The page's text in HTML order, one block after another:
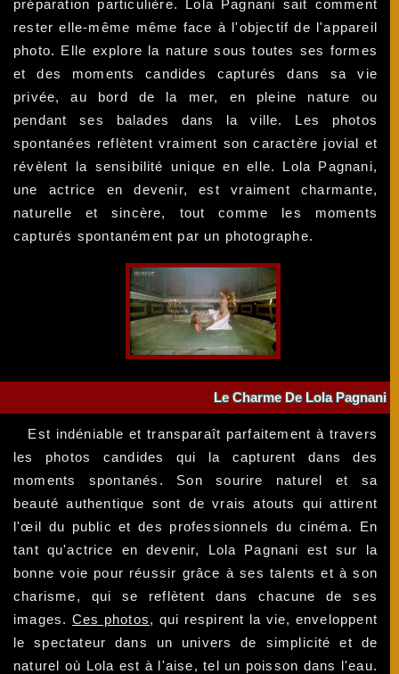
préparation particulière. Lola Pagnani sait comment
rester elle-même même face à l'objectif de l'appareil
photo. Elle explore la nature sous toutes ses formes
et des moments candides capturés dans sa vie
privée, au bord de la mer, en pleine nature ou
pendant ses balades dans la ville. Les photos
spontanées reflètent vraiment son caractère jovial et
révèlent la sensibilité unique en elle. Lola Pagnani,
une actrice en devenir, est vraiment charmante,
naturelle et sincère, tout comme les moments
capturés spontanément par un photographe.
Le Charme De Lola Pagnani
Est indéniable et transparaît parfaitement à travers
les photos candides qui la capturent dans des
moments spontanés. Son sourire naturel et sa
beauté authentique sont de vrais atouts qui attirent
l'œil du public et des professionnels du cinéma. En
tant qu'actrice en devenir, Lola Pagnani est sur la
bonne voie pour réussir grâce à ses talents et à son
charisme, qui se reflètent dans chacune de ses
images. Ces photos, qui respirent la vie, enveloppent
le spectateur dans un univers de simplicité et de
naturel où Lola est à l'aise, tel un poisson dans l'eau.